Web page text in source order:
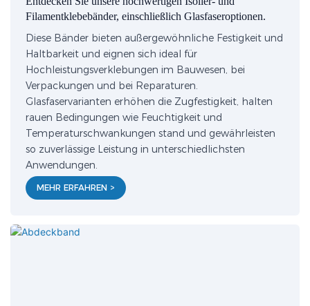
Filamentklebebänder, einschließlich Glasfaseroptionen.
Diese Bänder bieten außergewöhnliche Festigkeit und
Haltbarkeit und eignen sich ideal für
Hochleistungsverklebungen im Bauwesen, bei
Verpackungen und bei Reparaturen.
Glasfaservarianten erhöhen die Zugfestigkeit, halten
rauen Bedingungen wie Feuchtigkeit und
Temperaturschwankungen stand und gewährleisten
so zuverlässige Leistung in unterschiedlichsten
Anwendungen.
MEHR ERFAHREN >